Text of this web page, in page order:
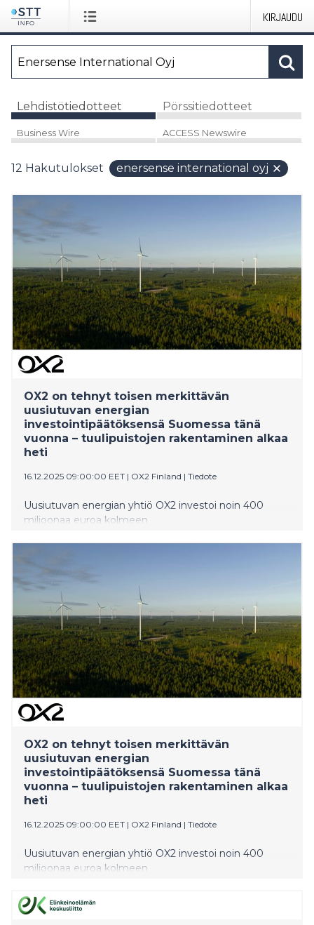
KIRJAUDU
Lehdistötiedotteet Pörssitiedotteet
Business Wire ACCESS Newswire
12 Hakutulokset enersense international oyj
OX2 on tehnyt toisen merkittävän
uusiutuvan energian
investointipäätöksensä Suomessa tänä
vuonna – tuulipuistojen rakentaminen alkaa
heti
16.12.2025 09:00:00 EET | OX2 Finland | Tiedote
Uusiutuvan energian yhtiö OX2 investoi noin 400
miljoonaa euroa kolmeen
toinen suuren kokoluokan
investointipäätös Suomessa tänä vuonna. Yhteensä
OX2 on investoinut maatuulivoimaan Suomessa noin
1,1 miljardia euroa vuonna 2025. Kanniston,
Korkeamaan ja Salo-Ylikosken tuulipuistojen
rakentaminen alkaa välittömästi.
OX2 on tehnyt toisen merkittävän
uusiutuvan energian
investointipäätöksensä Suomessa tänä
vuonna – tuulipuistojen rakentaminen alkaa
heti
16.12.2025 09:00:00 EET | OX2 Finland | Tiedote
Uusiutuvan energian yhtiö OX2 investoi noin 400
miljoonaa euroa kolmeen
nimellisteho on yhteensä 277 MW. Tämä on yhtiön
toinen suuren kokoluokan